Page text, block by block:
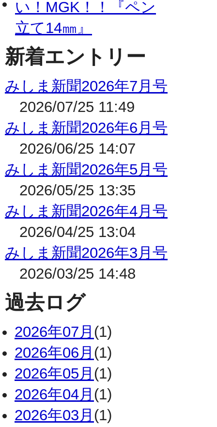
新着エントリー
みしま新聞2026年7月号
2026/07/25 11:49
みしま新聞2026年6月号
2026/06/25 14:07
みしま新聞2026年5月号
2026/05/25 13:35
みしま新聞2026年4月号
2026/04/25 13:04
みしま新聞2026年3月号
2026/03/25 14:48
過去ログ
2026年07月 (1)
2026年06月 (1)
2026年05月 (1)
2026年04月 (1)
2026年03月 (1)